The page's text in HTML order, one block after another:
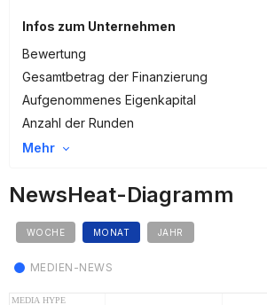
Infos zum Unternehmen
Bewertung
Gesamtbetrag der Finanzierung
Aufgenommenes Eigenkapital
Anzahl der Runden
Mehr
NewsHeat-Diagramm
WOCHE MONAT JAHR
MEDIEN-NEWS